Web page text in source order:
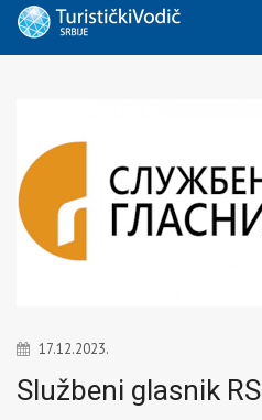
17.12.2023.
Službeni glasnik RS